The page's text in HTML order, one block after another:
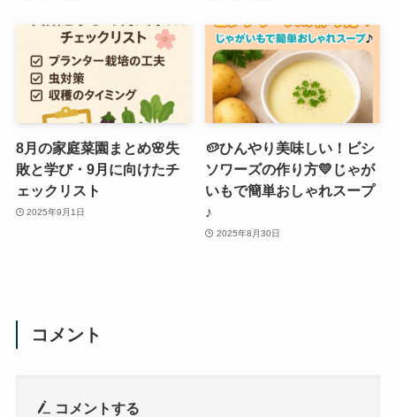
8月の家庭菜園まとめ🌸失
敗と学び・9月に向けたチ
ェックリスト
2025年9月1日
🥔ひんやり美味しい！ビシ
ソワーズの作り方💛じゃが
いもで簡単おしゃれスープ
♪
2025年8月30日
コメント
コメントする